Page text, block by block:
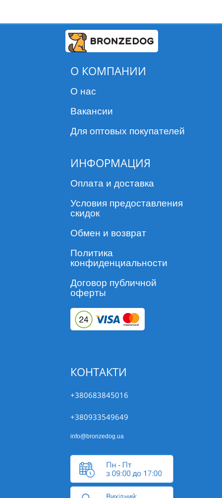
О КОМПАНИИ
О нас
Вакансии
Для оптовых покупателей
ИНФОРМАЦИЯ
Оплата и доставка
Условия предоставления
скидок
Обмен и возврат
Политика
конфиденциальности
Договор публичной
оферты
КОНТАКТИ
+380683845016
+380933549649
info@bronzedog.ua